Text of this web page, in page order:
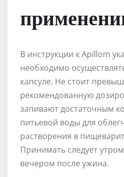
В инструкции к Apillom
необходимо
капсуле. Не стоит
рекомендованную
запивают достаточным
питьевой воды для
растворения в
Принимать следует
вечером после ужина.